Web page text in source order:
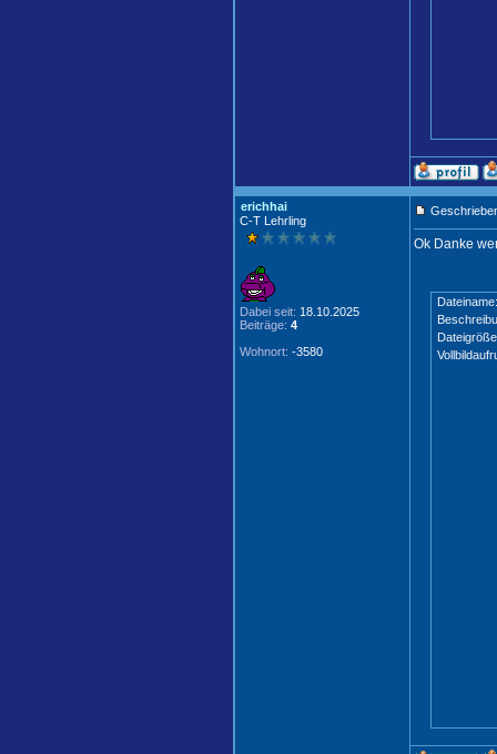
erichhai
C-T Lehrling
Dabei seit: 18.10.2025
Beiträge: 4
Wohnort: -3580
Ok Danke
Dateiname: